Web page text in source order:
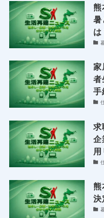
熊
暑
は
家
者
手
求
企
熊
決